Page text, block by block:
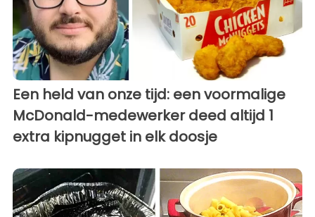
Een held van onze tijd: een voormalige
McDonald-medewerker deed altijd 1
extra kipnugget in elk doosje